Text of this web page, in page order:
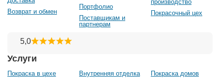
Возврат и обмен
Портфолио
Поставщикам и
партнерам
производство
Покрасочный цех
Услуги
Покраска в цехе
Внутренняя отделка
Покраска домов